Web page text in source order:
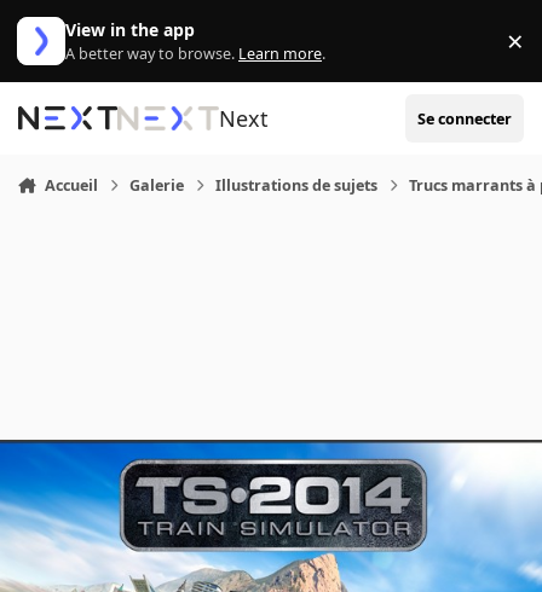
Aller au contenu
View in the app
A better way to browse. Learn more. ×
Next Se connecter
Accueil Galerie Illustrations de sujets Trucs marrants